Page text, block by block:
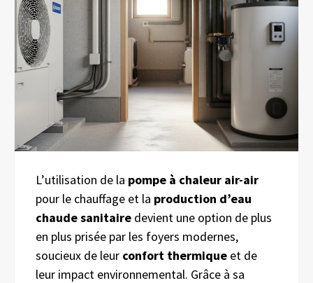
L’utilisation de la pompe à chaleur air-air
pour le chauffage et la production d’eau
chaude sanitaire devient une option de plus
en plus prisée par les foyers modernes,
soucieux de leur confort thermique et de
leur impact environnemental. Grâce à sa